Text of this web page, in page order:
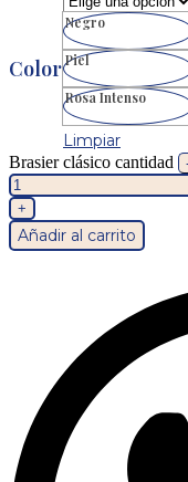
Color
Negro
Piel
Rosa Intenso
Limpiar
Brasier clásico cantidad
+
Añadir al carrito